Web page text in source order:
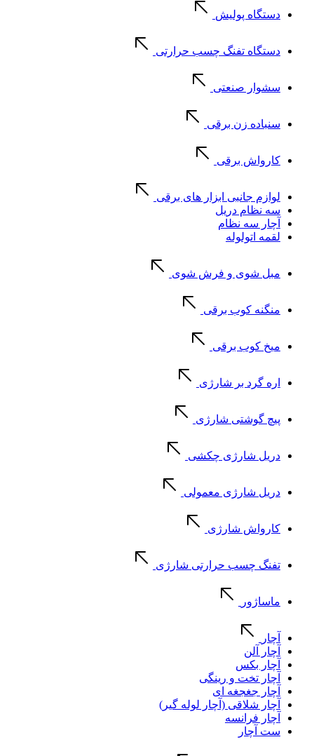
دستگاه پولیش
دستگاه تفنگ چسب حرارتی
سشوار صنعتی
سنباده زن برقی
کارواش برقی
لوازم جانبی ابزار های برقی
سه نظام دریل
آچار سه نظام
لقمه اتولوله
مبل شوی و فرش شوی
منگنه کوب برقی
میخ کوب برقی
اره گرد بر شارژی
پیچ گوشتی شارژی
دریل شارژی چکشی
دریل شارژی معمولی
کارواش شارژی
تفنگ چسب حرارتی شارژی
ماساژور
آچار
آچار آلن
آچار بکس
آچار تخت و رینگی
آچار جغجغه ای
آچار شلاقی (آچار لوله گیر)
آچار فرانسه
ست آچار